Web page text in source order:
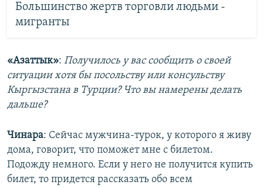
Большинство жертв торговли людьми -
мигранты
«Азаттык»: Получилось у вас сообщить о своей
ситуации хотя бы посольству или консульству
Кыргызстана в Турции? Что вы намерены делать
дальше?
Чинара: Сейчас мужчина-турок, у которого я живу
дома, говорит, что поможет мне с билетом.
Подожду немного. Если у него не получится купить
билет, то придется рассказать обо всем